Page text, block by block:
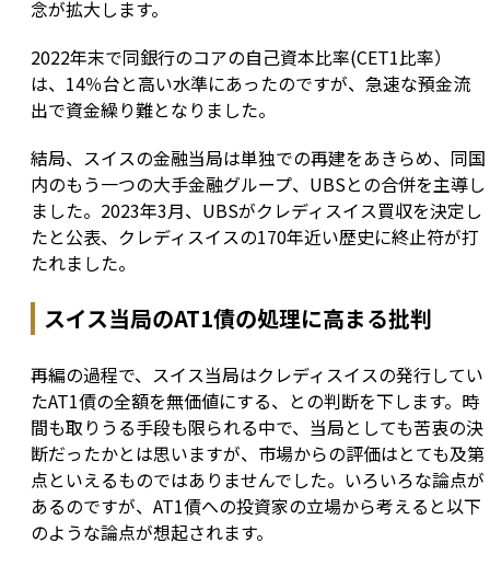
念が拡大します。
2022年末で同銀行のコアの自己資本比率(CET1比率）
は、14％台と高い水準にあったのですが、急速な預金流
出で資金繰り難となりました。
結局、スイスの金融当局は単独での再建をあきらめ、同国
内のもう一つの大手金融グループ、UBSとの合併を主導し
ました。2023年3月、UBSがクレディスイス買収を決定し
たと公表、クレディスイスの170年近い歴史に終止符が打
たれました。
スイス当局のAT1債の処理に高まる批判
再編の過程で、スイス当局はクレディスイスの発行してい
たAT1債の全額を無価値にする、との判断を下します。時
間も取りうる手段も限られる中で、当局としても苦衷の決
断だったかとは思いますが、市場からの評価はとても及第
点といえるものではありませんでした。いろいろな論点が
あるのですが、AT1債への投資家の立場から考えると以下
のような論点が想起されます。